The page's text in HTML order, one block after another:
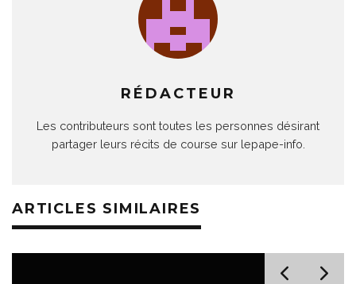
RÉDACTEUR
Les contributeurs sont toutes les personnes désirant
partager leurs récits de course sur lepape-info.
ARTICLES SIMILAIRES